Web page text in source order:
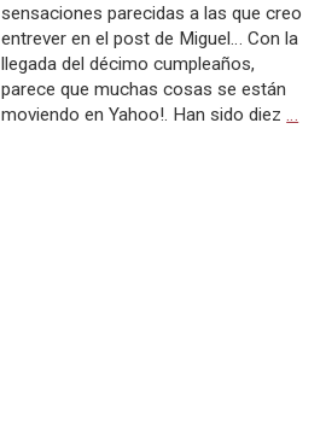
sensaciones parecidas a las que creo
entrever en el post de Miguel… Con la
llegada del décimo cumpleaños,
parece que muchas cosas se están
moviendo en Yahoo!. Han sido diez…